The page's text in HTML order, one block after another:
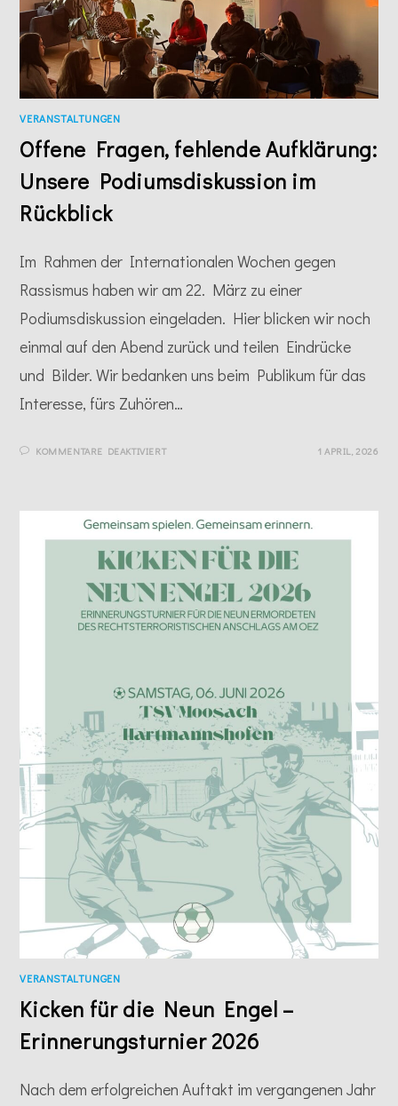
VERANSTALTUNGEN
Offene Fragen, fehlende Aufklärung:
Unsere Podiumsdiskussion im
Rückblick
Im Rahmen der Internationalen Wochen gegen
Rassismus haben wir am 22. März zu einer
Podiumsdiskussion eingeladen. Hier blicken wir noch
einmal auf den Abend zurück und teilen Eindrücke
und Bilder. Wir bedanken uns beim Publikum für das
Interesse, fürs Zuhören…
KOMMENTARE DEAKTIVIERTFÜR
UNSERE
PODIUMSDISKUSSION
IM
RÜCKBLICK
1 APRIL, 2026
VERANSTALTUNGEN
Kicken für die Neun Engel –
Erinnerungsturnier 2026
Nach dem erfolgreichen Auftakt im vergangenen Jahr